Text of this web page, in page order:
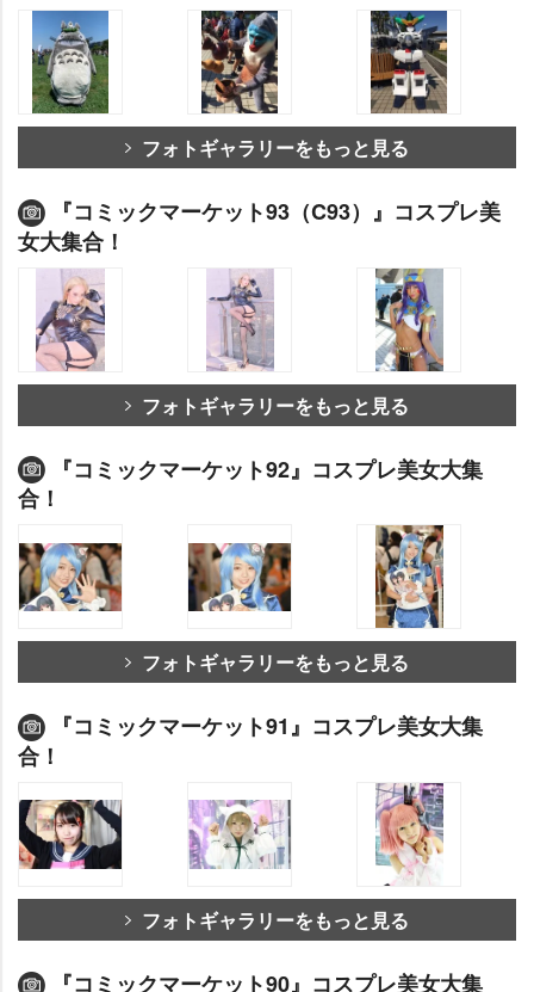
フォトギャラリーをもっと見る
『コミックマーケット93（C93）』コスプレ美
女大集合！
フォトギャラリーをもっと見る
『コミックマーケット92』コスプレ美女大集
合！
フォトギャラリーをもっと見る
『コミックマーケット91』コスプレ美女大集
合！
フォトギャラリーをもっと見る
『コミックマーケット90』コスプレ美女大集